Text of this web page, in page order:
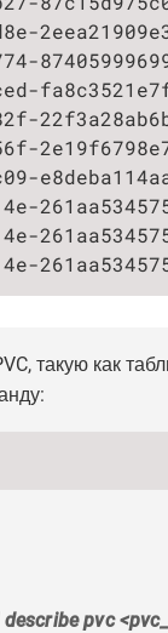
a14e-
a14e-
такую как
pvc